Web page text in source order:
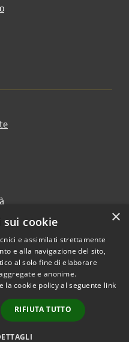
Copyright © 2026 • Comune di
Cerro al Lambro • Powered by
Municipium•Accesso
redazione
×
cookie
e assimilati strettamente
e alla navigazione del sito,
al solo fine di elaborare
e anonime.
la cookie policy al seguente link
RIFIUTA TUTTO